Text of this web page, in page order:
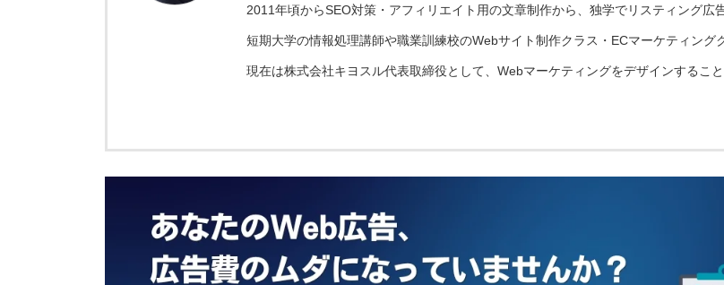
2011年頃からSEO対策・アフィリエイト用の文章制作から、独学でリスティング広
短期大学の情報処理講師や職業訓練校のWebサイト制作クラス・ECマーケティング
現在は株式会社キヨスル代表取締役として、Webマーケティングをデザインするこ